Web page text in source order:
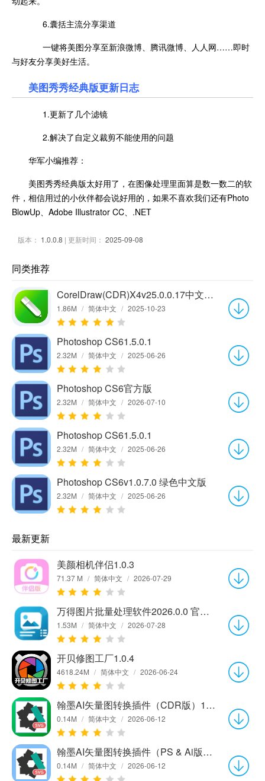
6.囊括主流分享渠道
一键将美图分享至新浪微博、腾讯微博、人人网……即时
与好友分享美好生活。
美图秀秀经典版更新日志
1.更新了几个滤镜
2.解决了自定义裁剪不能使用的问题
华军小编推荐：
美图秀秀经典版太好用了，在图像处理里面算是数一数二的软
件，相信用过的小伙伴都会说好用的，如果不喜欢我们还有Photo
BlowUp、Adobe Illustrator CC、.NET
版本： 1.0.0.8 | 更新时间： 2025-09-08
同类推荐
CorelDraw(CDR)X4v25.0.0.17中文绿色版
1.86M / 简体中文 / 2025-10-23
Photoshop CS61.5.0.1
2.32M / 简体中文 / 2025-06-26
Photoshop CS6官方版
2.32M / 简体中文 / 2026-07-10
Photoshop CS61.5.0.1
2.32M / 简体中文 / 2025-06-26
Photoshop CS6v1.0.7.0 绿色中文版
2.32M / 简体中文 / 2025-06-26
最新更新
美颜相机伴侣1.0.3
71.37 M / 简体中文 / 2026-07-29
万得图片批量处理软件2026.0.0 官方版
1.53M / 简体中文 / 2026-07-28
开贝修图工厂1.0.4
4618.24M / 简体中文 / 2026-06-24
翰墨AI矢量图转换插件（CDR版）1.0.0
0.14M / 简体中文 / 2026-06-12
翰墨AI矢量图转换插件（PS & Ai版）1.0.0
0.14M / 简体中文 / 2026-06-12